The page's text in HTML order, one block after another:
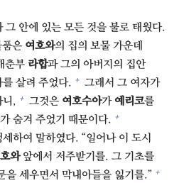
그 안에 있는 모든 것을 불로 태웠다.
은 여호와의 집의 보물 가운데
춘부 라합과 그의 아버지의 집안
살려 주었다. + 그래서 그 여자가
니, + 그것은 여호수아가 예리코를
숨겨 주었기 때문이다. +
세하여 말하였다. “일어나 이 도시
와앞에서 저주받기를. 그 기초를
을 세우면서 막내아들을 잃기를.” +